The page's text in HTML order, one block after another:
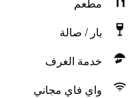
بار / صالة
خدمة الغرف
واي فاي مجاني